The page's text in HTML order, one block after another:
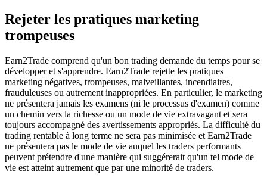
Rejeter les pratiques marketing
trompeuses
Earn2Trade comprend qu'un bon trading demande du temps pour se
développer et s'apprendre. Earn2Trade rejette les pratiques
marketing négatives, trompeuses, malveillantes, incendiaires,
frauduleuses ou autrement inappropriées. En particulier, le marketing
ne présentera jamais les examens (ni le processus d'examen) comme
un chemin vers la richesse ou un mode de vie extravagant et sera
toujours accompagné des avertissements appropriés. La difficulté du
trading rentable à long terme ne sera pas minimisée et Earn2Trade
ne présentera pas le mode de vie auquel les traders performants
peuvent prétendre d'une manière qui suggérerait qu'un tel mode de
vie est atteint autrement que par une minorité de traders.